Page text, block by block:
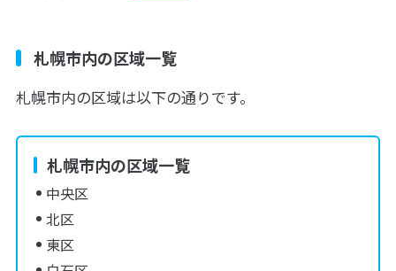
札幌市内の区域一覧
札幌市内の区域は以下の通りです。
札幌市内の区域一覧
中央区
北区
東区